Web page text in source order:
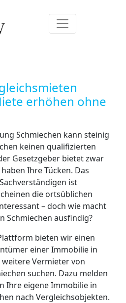
erhöhen ohne
Schmiechen kann steinig
keinen qualifizierten
Gesetzgeber bietet zwar
Ihre Tücken. Das
ist
die ortsüblichen
– doch wie macht
Schmiechen ausfindig?
bieten wir einen
einer Immobilie in
Vermieter von
suchen. Dazu melden
Ihre eigene Immobilie in
nach Vergleichsobjekten.